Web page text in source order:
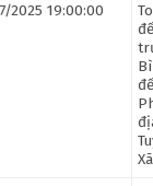
2025 19:00:00